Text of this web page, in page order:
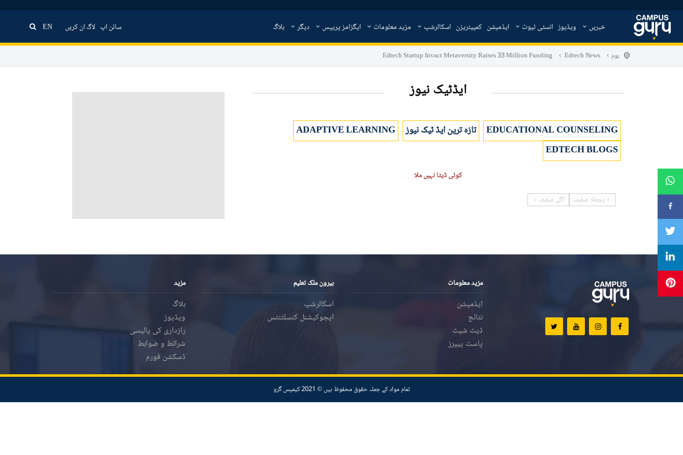
خبریں ویڈیوز انسٹی ٹیوٹ ایڈمیشن کمپیئریزن اسکالرشپ مزید معلومات ایگزامز پریپس دیگر بلاگ سائن اپ لاگ ان کریں EN
ہوم Edtech News
Edtech Startup Invact Metaversity Raises 33 Million Funding
ایڈٹیک نیوز
EDUCATIONAL COUNSELING تازہ ترین ایڈ ٹیک نیوز
ADAPTIVE LEARNING
EDTECH BLOGS
کوئی ڈیٹا نہیں ملا
پچھلاصفحہ اگلے صفحہ
مزید معلومات
ایڈمیشن
نتائج
ڈیٹ شیٹ
پاسٹ پیپرز
بیرون ملک تعلیم
اسکالرشپ
ایجوکیشنل کنسلٹنٹس
مزید
بلاگ
ویڈیوز
رازداری کی پالیسی
شرائط و ضوابط
ڈسکشن فورم
تمام مواد کے جملہ حقوق محفوظ ہیں ©️ 2021 کیمپس گرو